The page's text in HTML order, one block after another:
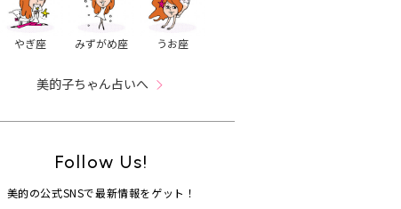
やぎ座 みずがめ座 うお座
美的子ちゃん占いへ
Follow Us!
美的の公式SNSで最新情報をゲット！